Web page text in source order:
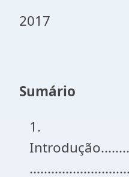
2017
Sumário
1.